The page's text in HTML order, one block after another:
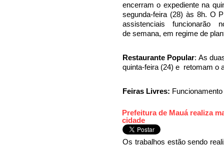
encerram o expediente na
segunda-feira (28) às 8h. O
assistenciais funcionarão
de semana, em regime de
Restaurante Popular: As
quinta-feira (24) e retomam o
Feiras Livres:
Prefeitura de Mauá realiza
cidade
Os trabalhos estão sendo